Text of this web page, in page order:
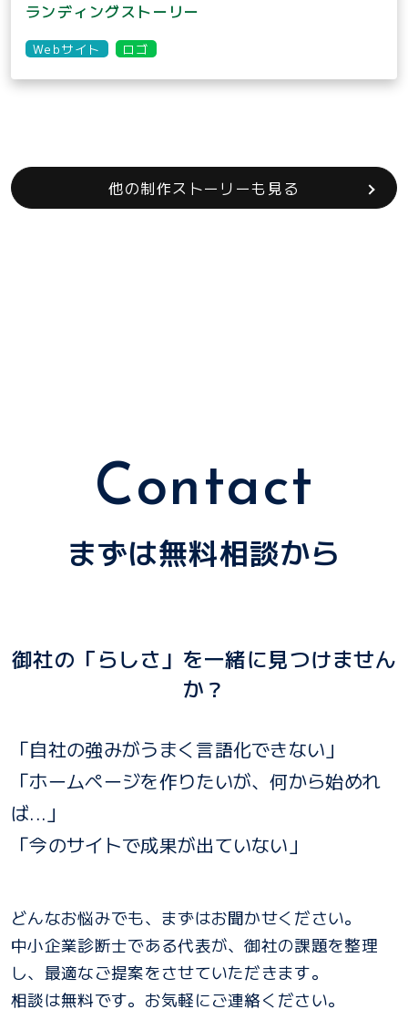
ランディングストーリー
Webサイト ロゴ
他の制作ストーリーも見る
Contact
まずは無料相談から
御社の「らしさ」を一緒に見つけません
か？
「自社の強みがうまく言語化できない」
「ホームページを作りたいが、何から始めれ
ば...」
「今のサイトで成果が出ていない」
どんなお悩みでも、まずはお聞かせください。
中小企業診断士である代表が、御社の課題を整理
し、最適なご提案をさせていただきます。
相談は無料です。お気軽にご連絡ください。